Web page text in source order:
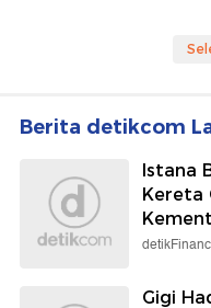
Berita detikcom
Istana
Kereta
Gigi